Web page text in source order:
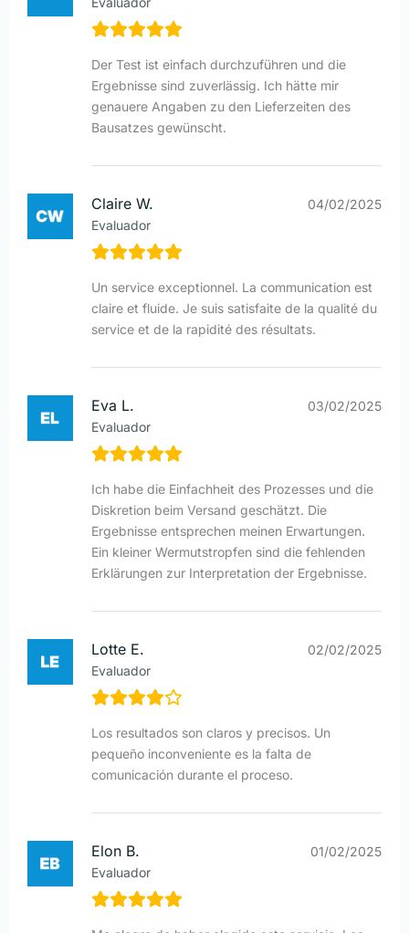
Der Test ist einfach durchzuführen und die
Ergebnisse sind zuverlässig. Ich hätte mir
genauere Angaben zu den Lieferzeiten des
Bausatzes gewünscht.
Claire W.
Evaluador
04/02/2025
Un service exceptionnel. La communication est
claire et fluide. Je suis satisfaite de la qualité du
service et de la rapidité des résultats.
Eva L.
Evaluador
03/02/2025
Ich habe die Einfachheit des Prozesses und die
Diskretion beim Versand geschätzt. Die
Ergebnisse entsprechen meinen Erwartungen.
Ein kleiner Wermutstropfen sind die fehlenden
Erklärungen zur Interpretation der Ergebnisse.
Lotte E.
Evaluador
02/02/2025
Los resultados son claros y precisos. Un
pequeño inconveniente es la falta de
comunicación durante el proceso.
Elon B.
Evaluador
01/02/2025